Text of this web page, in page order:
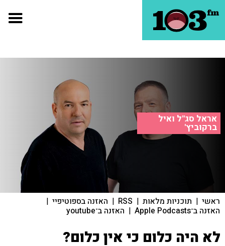
אראל סג"ל ואיל
ברקוביץ'
ראשי | תוכניות מלאות |
RSS
| האזנה בספוטיפיי |
האזנה ב־Apple Podcasts | האזנה ב־youtube
לא היה כלום כי אין כלום?